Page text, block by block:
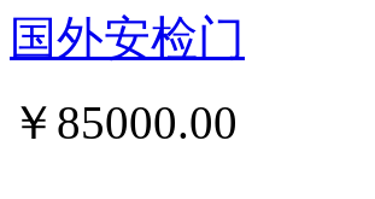
国外安检门
￥ 85000.00